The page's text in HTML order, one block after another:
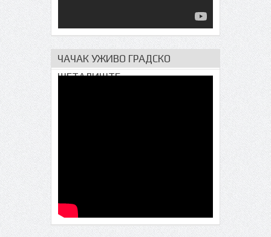
ЧАЧАК УЖИВО ГРАДСКО
ШЕТАЛИШТЕ